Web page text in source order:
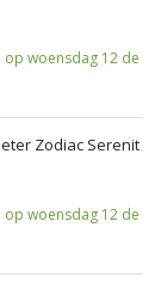
op woensdag 12 de
Zodiac Serenit
op woensdag 12 de